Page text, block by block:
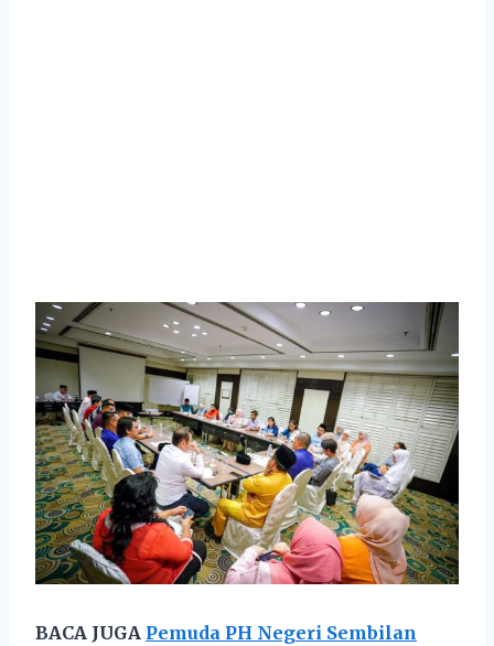
BACA JUGA Pemuda PH Negeri Sembilan